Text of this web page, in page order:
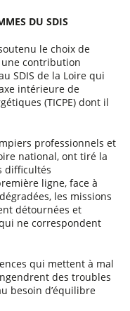
DU SDIS
le choix de
une contribution
SDIS de la Loire qui
intérieure de
(TICPE) dont il
professionnels et
national, ont tiré la
difficultés
ligne, face à
les missions
détournées et
ne correspondent
qui mettent à mal
des troubles
besoin d’équilibre